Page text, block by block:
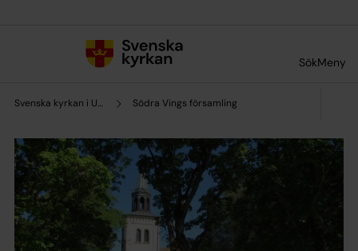
SökMeny
Svenska kyrkan i Ulricehamn Södra Vings församling